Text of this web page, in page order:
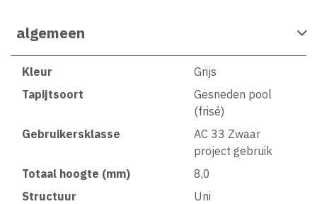
algemeen
Kleur
Grijs
Tapijtsoort
Gesneden pool
(frisé)
Gebruikersklasse
AC 33 Zwaar
project gebruik
Totaal hoogte (mm)
8,0
Structuur
Uni